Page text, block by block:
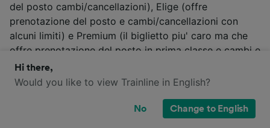
del posto cambi/cancellazioni), Elige (offre
prenotazione del posto e cambi/cancellazioni con
alcuni limiti) e Premium (il biglietto piu' caro ma che
offre prenotazione del posto in prima classe e cambi e
cancellazioni illimitati.
Maggiori informazioni
Treni in Spagna
Hi there,
Would you like to view Trainline in English?
No Change to English